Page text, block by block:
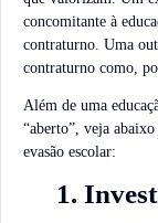
concomitante à
contraturno. Uma
contraturno como,
Além de uma
“aberto”, veja
evasão escolar:
1.